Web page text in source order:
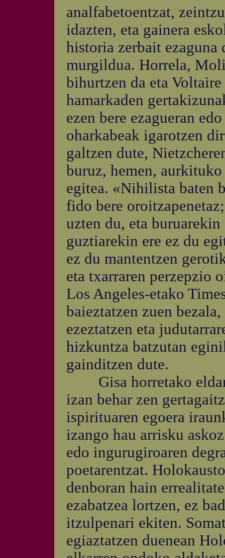
analfabetoentzat,
idazten, eta gainera
historia zerbait ezaguna
murgildua. Horrela,
bihurtzen da eta
hamarkaden
ezen bere ezagueran
oharkabeak igarotzen
galtzen dute,
buruz, hemen,
egitea. «Nihilista baten
fido bere
uzten du, eta
guztiarekin ere ez du
ez du mantentzen
eta txarraren perzepzio
Los Angeles-etako
baieztatzen zuen
ezeztatzen eta
hizkuntza batzutan
gainditzen dute.
Gisa horretako
izan behar zen
ispirituaren egoera
izango hau arrisku
edo ingurugiroaren
poetarentzat.
denboran hain
ezabatzea lortzen, ez
itzulpenari ekiten.
egiaztatzen duenean